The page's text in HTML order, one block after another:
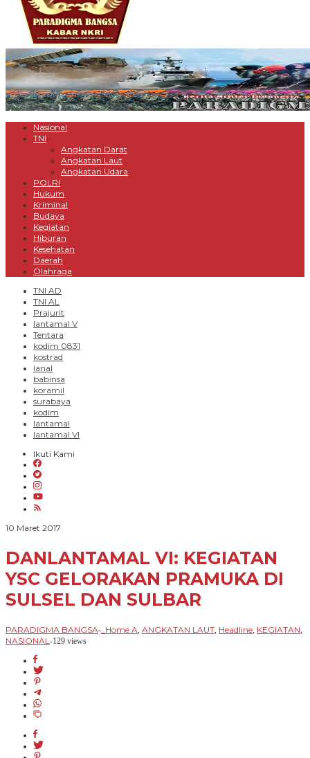
Nasional
TNI
Angkatan Darat
Angkatan Laut
Angkatan Udara
POLRI
Hukum
Kriminal
Budaya
Kegiatan
Hiburan
Kesehatan
Daerah
Olahraga
TNI AD
TNI AL
Prajurit
lantamal V
Tentara
kodim 0831
kostrad
lanal
babinsa
koramil
surabaya
kodim
lantamal
lantamal VI
Ikuti Kami
10 Maret 2017
DANLANTAMAL VI: KEGIATAN
YSC GELORAKAN PRAMUKA DI
SULSEL DAN SULBAR
PARADIGMA BANGSA- _Home A, ANGKATAN LAUT, Headline, KEGIATAN,
NASIONAL -129 views